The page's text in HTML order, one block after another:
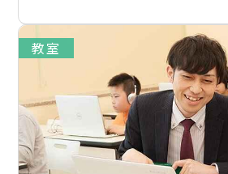
教室